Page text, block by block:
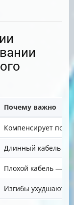
Почему важно
Компенсирует
Длинный кабель
Плохой кабель —
Изгибы ухудшают